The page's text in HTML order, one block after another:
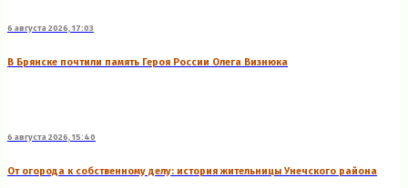
6 августа 2026, 17:03
В Брянске почтили память Героя России Олега Визнюка
6 августа 2026, 15:40
От огорода к собственному делу: история жительницы Унечского района